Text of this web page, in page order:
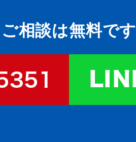
ご相談は無料です